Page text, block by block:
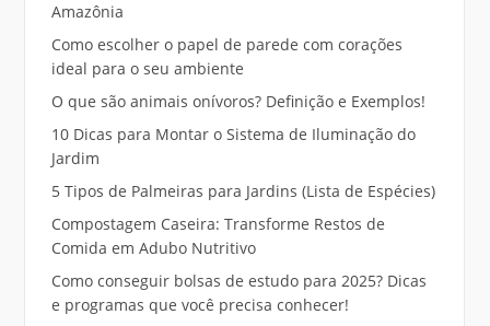
Amazônia
Como escolher o papel de parede com corações
ideal para o seu ambiente
O que são animais onívoros? Definição e Exemplos!
10 Dicas para Montar o Sistema de Iluminação do
Jardim
5 Tipos de Palmeiras para Jardins (Lista de Espécies)
Compostagem Caseira: Transforme Restos de
Comida em Adubo Nutritivo
Como conseguir bolsas de estudo para 2025? Dicas
e programas que você precisa conhecer!